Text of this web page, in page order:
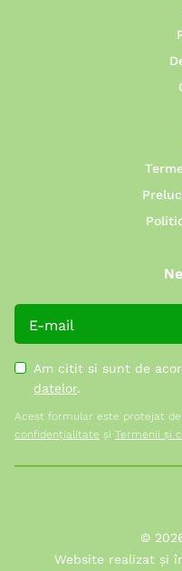
Am citit si sunt de
datelor.
Acest formular este protejat de
confidențialitate și Termenii și
©
Website realizat și